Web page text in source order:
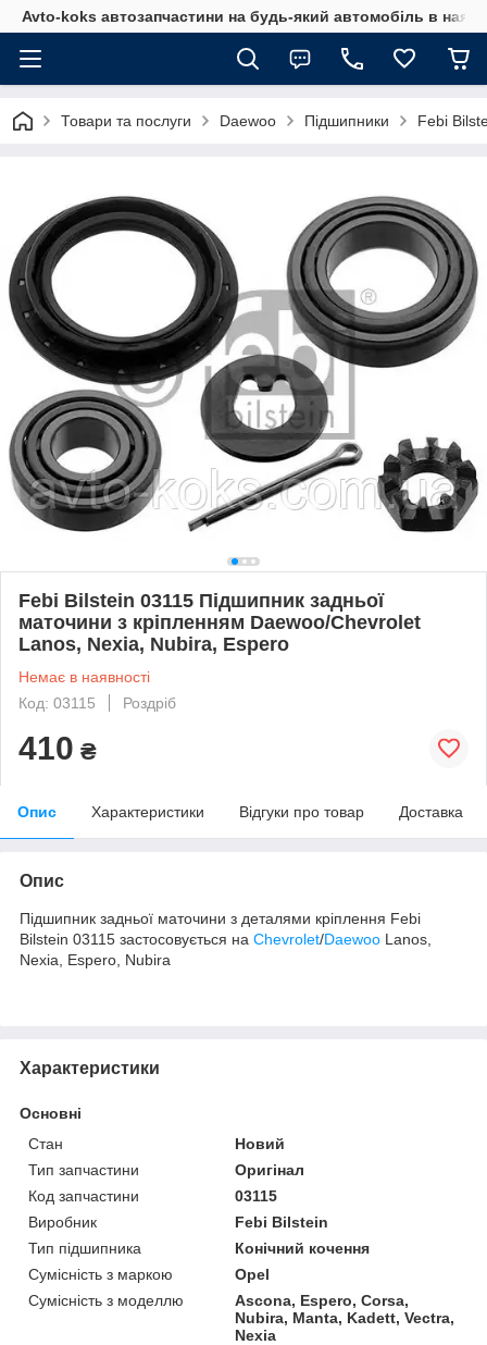
Avto-koks автозапчастини на будь-який автомобіль в
Товари та послуги Daewoo Підшипники Febi
Febi Bilstein 03115 Підшипник задньої
маточини з кріпленням Daewoo/Chevrolet
Lanos, Nexia, Nubira, Espero
Немає в наявності
Код: 03115
Роздріб
410 ₴
Опис Характеристики Відгуки про товар Доставка
Опис
Підшипник задньої маточини з деталями кріплення Febi
Bilstein 03115 застосовується на Chevrolet/Daewoo Lanos,
Nexia, Espero, Nubira
Характеристики
Основні
Стан
Новий
Тип запчастини
Оригінал
Код запчастини
03115
Виробник
Febi Bilstein
Тип підшипника
Конічний кочення
Сумісність з маркою
Opel
Сумісність з моделлю
Ascona, Espero, Corsa,
Nubira, Manta, Kadett, Vectra,
Nexia